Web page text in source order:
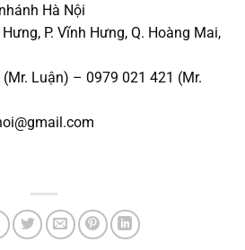
Hà Nội
P. Vĩnh Hưng, Q. Hoàng Mai,
Luận) – 0979 021 421 (Mr.